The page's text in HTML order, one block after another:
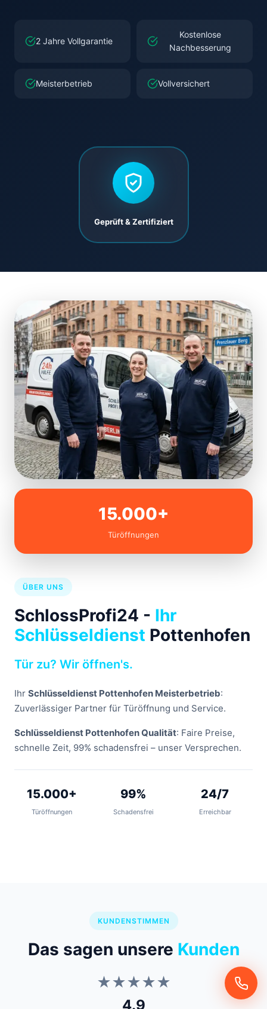
2 Jahre Vollgarantie
Kostenlose
Nachbesserung
Meisterbetrieb Vollversichert
Geprüft & Zertifiziert
15.000+
Türöffnungen
ÜBER UNS
SchlossProfi24 - Ihr
Schlüsseldienst Pottenhofen
Tür zu? Wir öffnen's.
Ihr Schlüsseldienst Pottenhofen Meisterbetrieb:
Zuverlässiger Partner für Türöffnung und Service.
Schlüsseldienst Pottenhofen Qualität: Faire Preise,
schnelle Zeit, 99% schadensfrei – unser Versprechen.
15.000+
Türöffnungen
99%
Schadensfrei
24/7
Erreichbar
KUNDENSTIMMEN
Das sagen unsere Kunden
★★★★★
4.9